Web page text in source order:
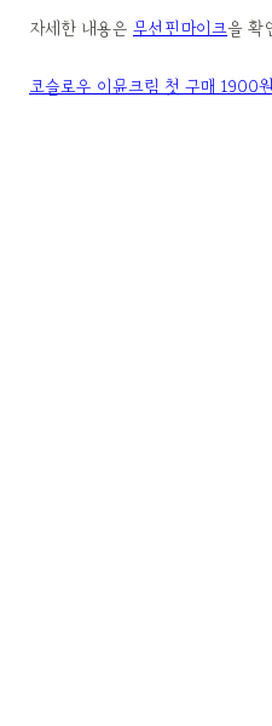
자세한 내용은 무선핀마이크을 확
코슬로우 이뮨크림 첫 구매 1900